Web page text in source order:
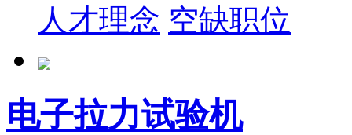
人才理念 空缺职位
电子拉力试验机